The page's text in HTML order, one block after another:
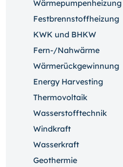
Wärmepumpenheizung
Festbrennstoffheizung
KWK und BHKW
Fern-/Nahwärme
Wärmerückgewinnung
Energy Harvesting
Thermovoltaik
Wasserstofftechnik
Windkraft
Wasserkraft
Geothermie